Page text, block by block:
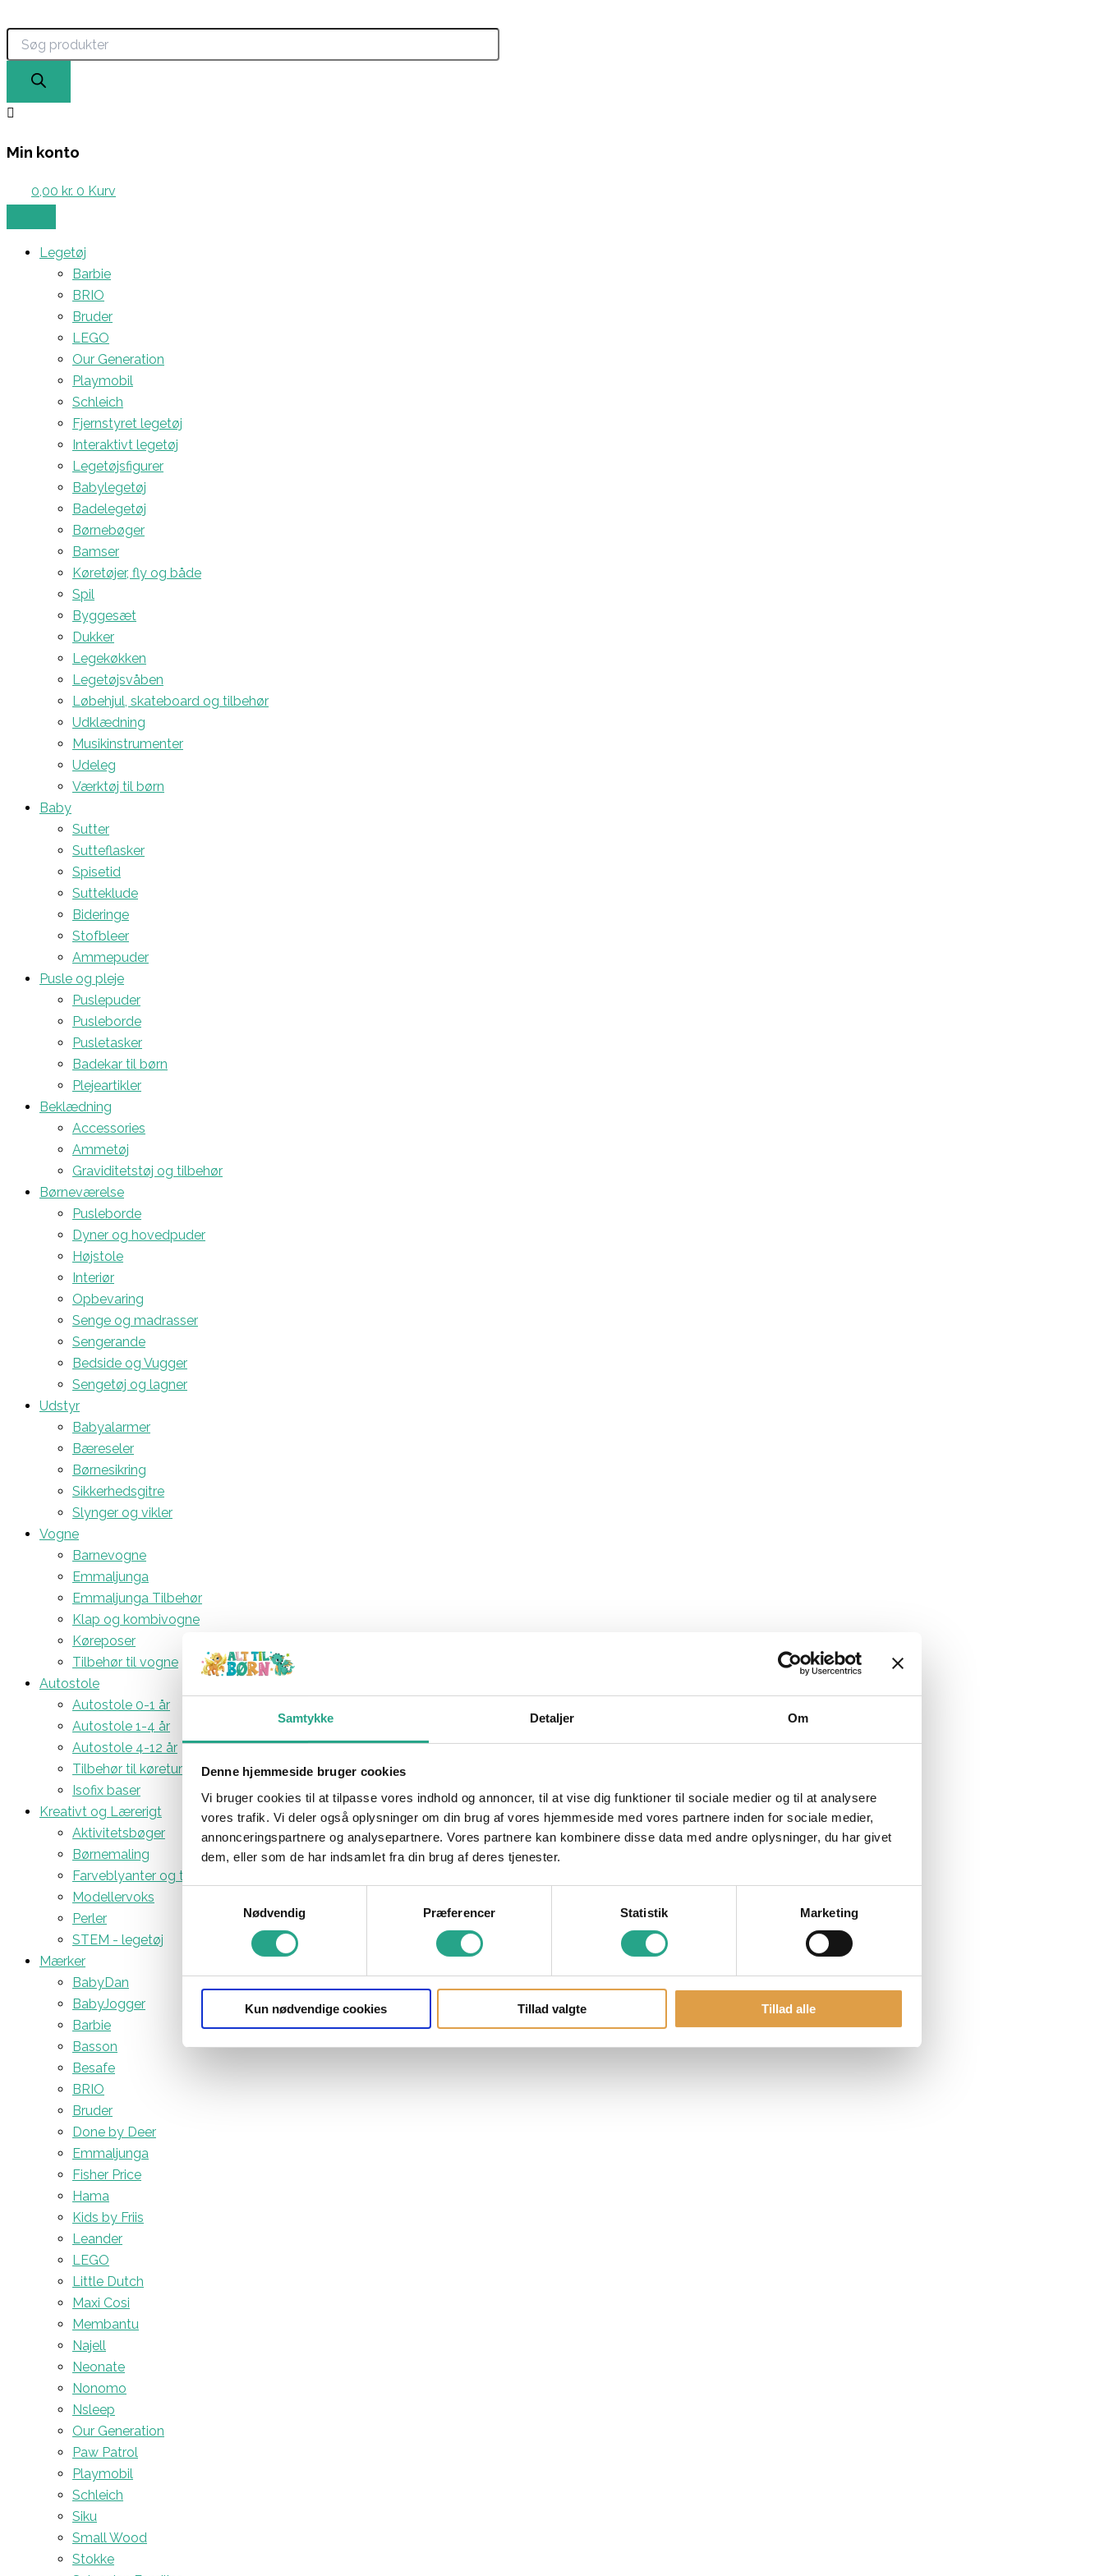
Samtykke Detaljer Om
Denne hjemmeside bruger cookies
Vi bruger cookies til at tilpasse vores indhold og annoncer, til at vise dig funktioner til sociale medier og til at analysere
vores trafik. Vi deler også oplysninger om din brug af vores hjemmeside med vores partnere inden for sociale medier,
annonceringspartnere og analysepartnere. Vores partnere kan kombinere disse data med andre oplysninger, du har givet
dem, eller som de har indsamlet fra din brug af deres tjenester.
Nødvendig
Præferencer Statistik Marketing
Kun nødvendige cookies Tillad valgte Tillad alle
til
indholdet
Min konto
0,00 kr. 0 Kurv
Legetøj
Barbie
BRIO
Bruder
LEGO
Our Generation
Playmobil
Schleich
Fjernstyret legetøj
Interaktivt legetøj
Legetøjsfigurer
Babylegetøj
Badelegetøj
Børnebøger
Bamser
Køretøjer, fly og både
Spil
Byggesæt
Dukker
Legekøkken
Legetøjsvåben
Løbehjul, skateboard og tilbehør
Udklædning
Musikinstrumenter
Udeleg
Værktøj til børn
Baby
Sutter
Sutteflasker
Spisetid
Sutteklude
Bideringe
Stofbleer
Ammepuder
Pusle og pleje
Puslepuder
Pusleborde
Pusletasker
Badekar til børn
Plejeartikler
Beklædning
Accessories
Ammetøj
Graviditetstøj og tilbehør
Børneværelse
Pusleborde
Dyner og hovedpuder
Højstole
Interiør
Opbevaring
Senge og madrasser
Sengerande
Bedside og Vugger
Sengetøj og lagner
Udstyr
Babyalarmer
Bæreseler
Børnesikring
Sikkerhedsgitre
Slynger og vikler
Vogne
Barnevogne
Emmaljunga
Emmaljunga Tilbehør
Klap og kombivogne
Køreposer
Tilbehør til vogne
Autostole
Autostole 0-1 år
Autostole 1-4 år
Autostole 4-12 år
Tilbehør til køreturen
Isofix baser
Kreativt og Lærerigt
Aktivitetsbøger
Børnemaling
Farveblyanter og tuscher
Modellervoks
Perler
STEM - legetøj
Mærker
BabyDan
BabyJogger
Barbie
Basson
Besafe
BRIO
Bruder
Done by Deer
Emmaljunga
Fisher Price
Hama
Kids by Friis
Leander
LEGO
Little Dutch
Maxi Cosi
Membantu
Najell
Neonate
Nonomo
Nsleep
Our Generation
Paw Patrol
Playmobil
Schleich
Siku
Small Wood
Stokke
Rescue
Wheels
antal